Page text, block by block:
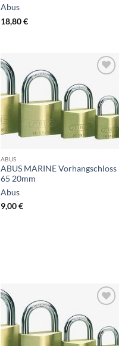
Abus
18,80€
ABUS
ABUS MARINE Vorhangschloss
65 20mm
Abus
9,00€